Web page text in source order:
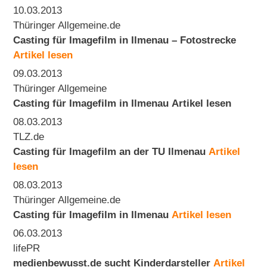
10.03.2013
Thüringer Allgemeine.de
Casting für Imagefilm in Ilmenau – Fotostrecke
Artikel lesen
09.03.2013
Thüringer Allgemeine
Casting für Imagefilm in Ilmenau Artikel lesen
08.03.2013
TLZ.de
Casting für Imagefilm an der TU Ilmenau Artikel
lesen
08.03.2013
Thüringer Allgemeine.de
Casting für Imagefilm in Ilmenau Artikel lesen
06.03.2013
lifePR
medienbewusst.de sucht Kinderdarsteller Artikel